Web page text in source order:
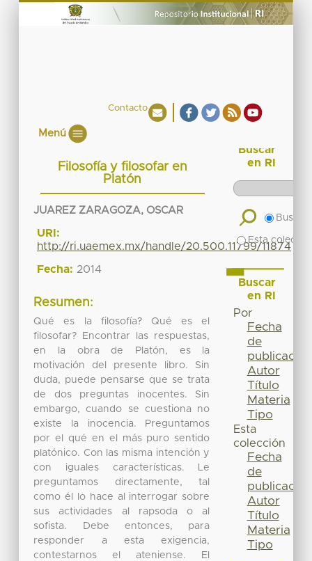
Contacto
Menú
Filosofía y filosofar en
Platón
JUAREZ ZARAGOZA, OSCAR
URI:
http://ri.uaemex.mx/handle/20.500.11799/11874
Fecha: 2014
Resumen:
Qué es la filosofía? Qué es el
filosofar? Encontrar las respuestas,
en la obra de Platón, es la
motivación del presente libro. Sin
duda, puede pensarse que se trata
de dos preguntas inocentes. Sin
embargo, cuando se cuestiona no
existe la inocencia. Preguntamos
por el qué en el más puro sentido
platónico. Con las misma intención y
con iguales características. Le
preguntamos directamente, tal
como él lo hace al interrogar sobre
sus actividades al rapsoda o al
sofista. Debe entonces, para
responder a esta exigencia,
contestarnos el ateniense. El
Buscar
en RI
Buscar
Esta
Buscar
en RI
Por
Fecha
de
publicación
Autor
Título
Materia
Tipo
Esta
colección
Fecha
de
publicación
Autor
Título
Materia
Tipo